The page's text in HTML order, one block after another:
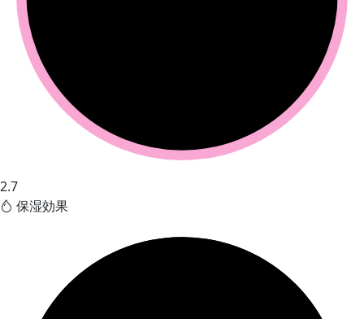
2.7
保湿効果